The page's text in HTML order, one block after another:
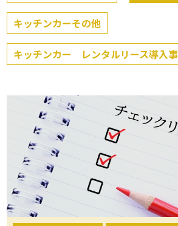
キッチンカーその他
キッチンカー レンタルリース導入